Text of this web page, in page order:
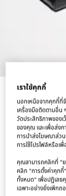
กระเป๋า
฿117,000
ตัวแปรหนังสีดำ
เราใช้คุกกี้
นอกเหนือจากคุกกี้ที่
เครื่องมือติดตามอื่น
วัดประสิทธิภาพของเ
ของคุณ และเพื่อส่งก
การนำส่งโฆษณาส่ว
การใช้โปรไฟล์หรือเ
คุณสามารถคลิกที่ "ย
คลิก "การตั้งค่าคุก
ทั้งหมด" เพื่อปฏิเสธ
เฉพาะอย่างยิ่งเพิกถ